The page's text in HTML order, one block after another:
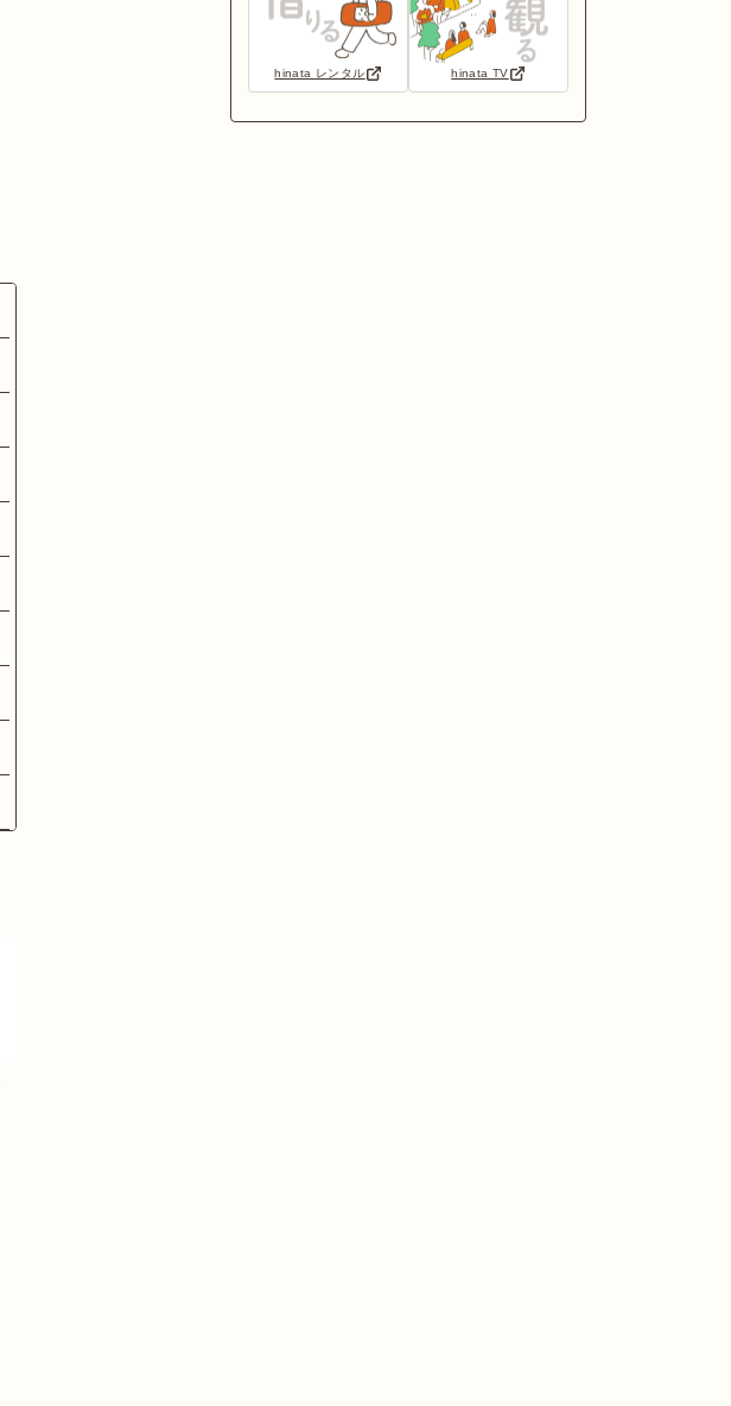
hinata レンタル hinata TV